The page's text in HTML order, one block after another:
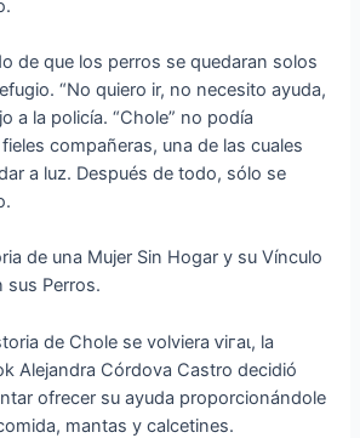
de que los perros se quedaran solos
“No quiero ir, no necesito ayuda,
a la policía. “Chole” no podía
compañeras, una de las cuales
a luz. Después de todo, sólo se
de Chole se volviera ⱱігаɩ, la
Alejandra Córdova Castro decidió
ofrecer su ayuda proporcionándole
mantas y calcetines.